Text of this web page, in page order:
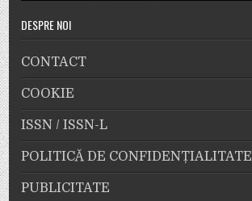
DESPRE NOI
CONTACT
COOKIE
ISSN / ISSN-L
POLITICĂ DE CONFIDENȚIALITATE
PUBLICITATE